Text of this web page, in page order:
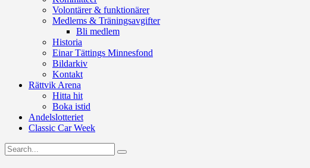
Volontärer & funktionärer
Medlems & Träningsavgifter
Bli medlem
Historia
Einar Tättings Minnesfond
Bildarkiv
Kontakt
Rättvik Arena
Hitta hit
Boka istid
Andelslotteriet
Classic Car Week